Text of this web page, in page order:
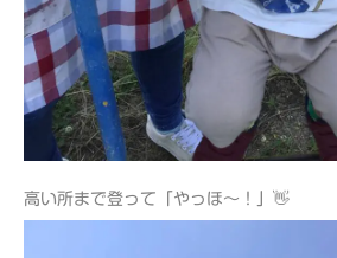
高い所まで登って「やっほ～！」👋